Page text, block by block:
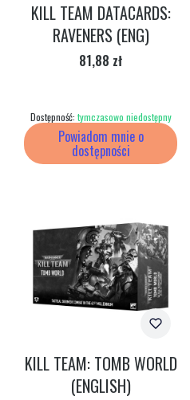
Powiadom mnie o
dostępności
KILL TEAM DATACARDS:
RAVENERS (ENG)
Cena
81,88 zł
Dostępność: tymczasowo niedostępny
KILL TEAM: TOMB WORLD
(ENGLISH)